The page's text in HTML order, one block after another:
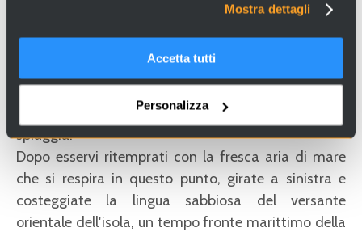
Mostra dettagli
Accetta tutti
Personalizza
soggiorni tematicisull'isola.
cena, potrete comprarepesceeortaggi
direttamente dai coltivatori e dai pescatori in
spiaggia.
Dopo esservi ritemprati con la fresca aria di mare
che si respira in questo punto, girate a sinistra e
costeggiate la lingua sabbiosa del versante
orientale dell'isola, un tempo fronte marittimo della